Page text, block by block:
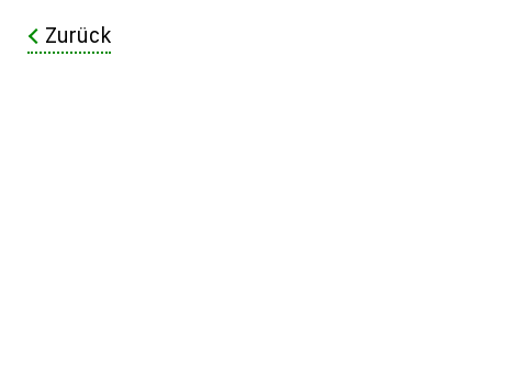
Zurück